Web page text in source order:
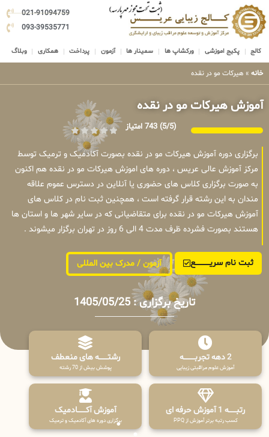
021-91094759
093-39535771
کالج پکیج اموزشی ورکشاپ ها سمینار ها آزمون پرداخت همکاری وبلاگ
خانه » هیرکات مو در نقده
آموزش هیرکات مو در نقده
(5/5) 743 امتیاز
برگزاری دوره آموزش هیرکات مو در نقده بصورت آکادمیک و ترمیک توسط
مرکز آموزش عالی عریس ، دوره های اموزش هیرکات مو در نقده هم اکنون
به صورت برگزاری کلاس های حضوری یا آنلاین در دسترس عموم علاقه
مندان به این رشته قرار گرفته است ، همچنین ثبت نام در کلاس های
آموزش هیرکات مو در نقده برای متقاضیانی که در سایر شهر ها و استان ها
هستند بصورت فشرده ظرف مدت 4 الی 6 روز در تهران برگزار میشوند .
ثبت نام سریــــــــــــع آزمون / مدرک بین المللی
تاریخ برگزاری : 1405/05/25
2 دهه تجربـــــــــه
آموزش علوم مراقبتی زیبایی
رشتـــــــه های منعطف
پوشش بیش از 70 رشته
رتبــــــه 1 آموزش حرفه ای
کسب رتبه برتر آموزش از PPQ
آموزش آکـــــــادمیک
برگزاری دوره های آکادمیک و ترمیک